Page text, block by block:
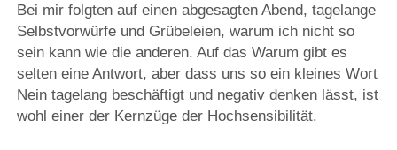
Bei mir folgten auf einen abgesagten Abend, tagelange
Selbstvorwürfe und Grübeleien, warum ich nicht so
sein kann wie die anderen. Auf das Warum gibt es
selten eine Antwort, aber dass uns so ein kleines Wort
Nein tagelang beschäftigt und negativ denken lässt, ist
wohl einer der Kernzüge der Hochsensibilität.